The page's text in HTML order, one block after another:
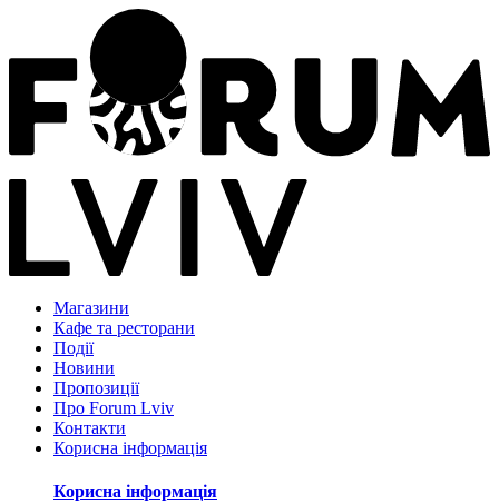
Магазини
Кафе та ресторани
Події
Новини
Пропозиції
Про Forum Lviv
Контакти
Корисна інформація
Корисна інформація